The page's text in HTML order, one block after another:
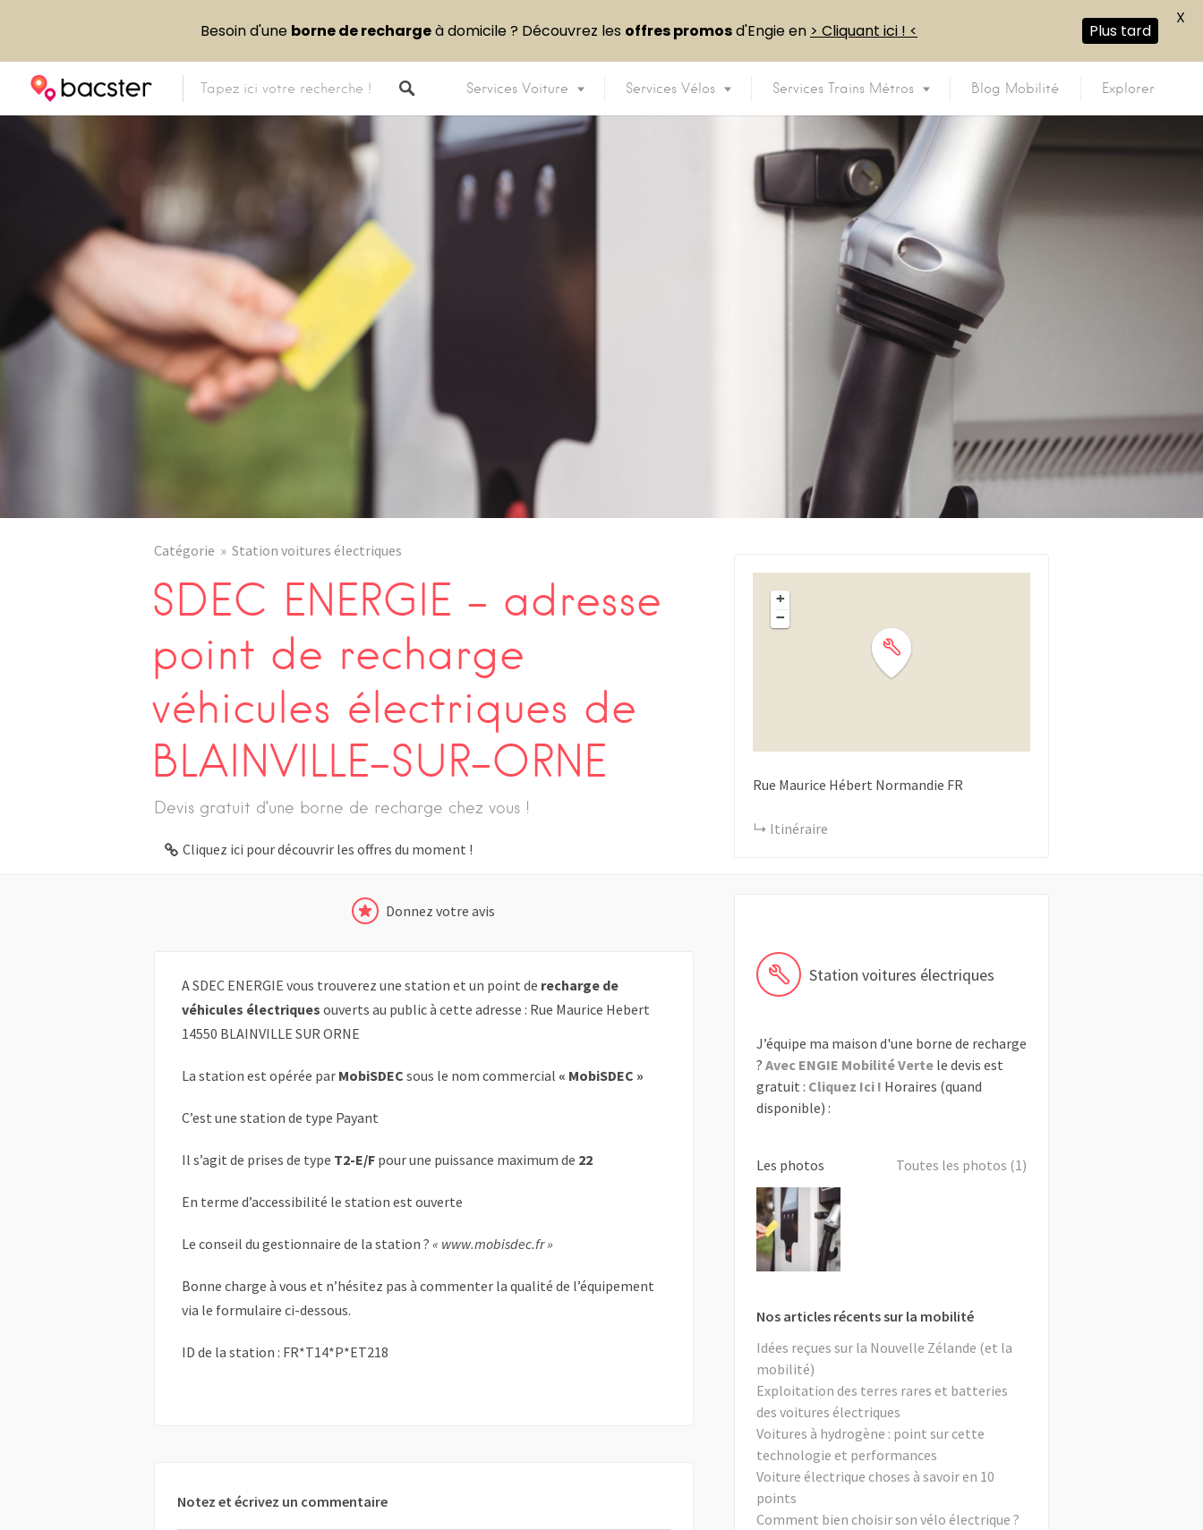
Services Voiture Services Vélos Services Trains Métros Blog Mobilité Explorer
Catégorie Station voitures électriques
SDEC ENERGIE – adresse
point de recharge
véhicules électriques de
BLAINVILLE-SUR-ORNE
Devis gratuit d’une borne de recharge chez vous !
Cliquez ici pour découvrir les offres du moment !
Donnez votre avis
A SDEC ENERGIE vous trouverez une station et un point de recharge de
véhicules électriques ouverts au public à cette adresse : Rue Maurice Hebert
14550 BLAINVILLE SUR ORNE
La station est opérée par MobiSDEC sous le nom commercial « MobiSDEC »
C’est une station de type Payant
Il s’agit de prises de type T2-E/F pour une puissance maximum de 22
En terme d’accessibilité le station est ouverte
Le conseil du gestionnaire de la station ? « www.mobisdec.fr »
Bonne charge à vous et n’hésitez pas à commenter la qualité de l’équipement
via le formulaire ci-dessous.
ID de la station : FR*T14*P*ET218
Notez et écrivez un commentaire
+
−
Rue Maurice Hébert Normandie FR
Itinéraire
Station voitures électriques
J’équipe ma maison d'une borne de recharge
? Avec ENGIE Mobilité Vertele devis est
gratuit : Cliquez Ici ! Horaires (quand
disponible) :
Les photos Toutes les photos (1)
Nos articles récents sur la mobilité
Idées reçues sur la Nouvelle Zélande (et la
mobilité)
Exploitation des terres rares et batteries
des voitures électriques
Voitures à hydrogène : point sur cette
technologie et performances
Voiture électrique choses à savoir en 10
points
Comment bien choisir son vélo électrique ?
Besoin d'une borne de rechargeà domicile ? Découvrez les offres promosd'Engie en > Cliquant ici ! < Plus tard
X